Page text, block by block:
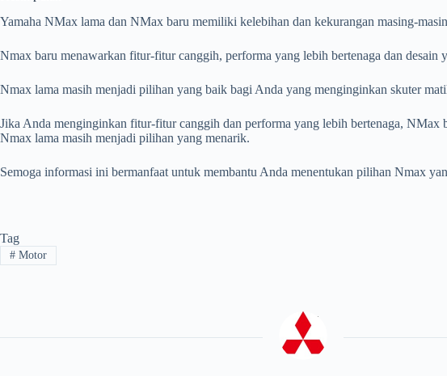
Yamaha NMax lama dan NMax baru memiliki kelebihan dan kekurangan masing-
Nmax baru menawarkan fitur-fitur canggih, performa yang lebih bertenaga dan
Nmax lama masih menjadi pilihan yang baik bagi Anda yang menginginkan skuter
Jika Anda menginginkan fitur-fitur canggih dan performa yang lebih bertenaga,
Nmax lama masih menjadi pilihan yang menarik.
Semoga informasi ini bermanfaat untuk membantu Anda menentukan pilihan Nmax
Tag
#Motor